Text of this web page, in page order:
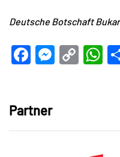
Deutsche Botschaft
Facebook
Copy
Partner